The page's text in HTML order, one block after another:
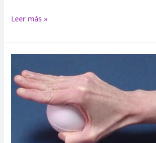
Leer más »
PARA
MEJORAR
MOVILIDAD